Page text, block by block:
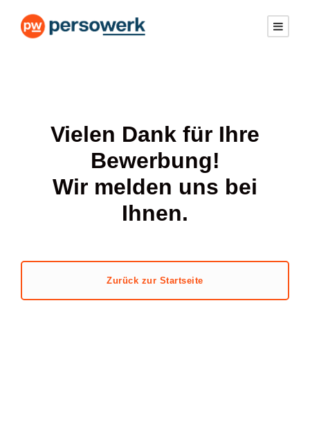
Vielen Dank für Ihre
Bewerbung!
Wir melden uns bei
Ihnen.
Zurück zur Startseite